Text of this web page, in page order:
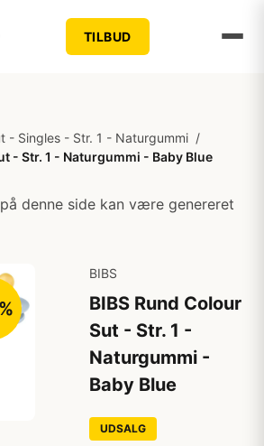
TILBUD
- Singles - Str. 1 - Naturgummi /
- Str. 1 - Naturgummi - Baby Blue
denne side kan være genereret
BIBS
BIBS Rund Colour
Sut - Str. 1 -
Naturgummi -
Baby Blue
UDSALG